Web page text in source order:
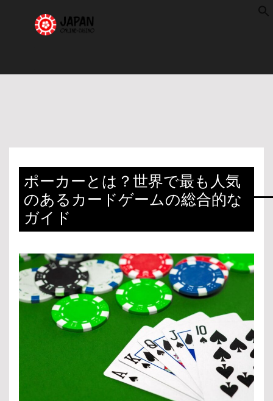
ポーカーとは？世界で最も人気
のあるカードゲームの総合的な
ガイド